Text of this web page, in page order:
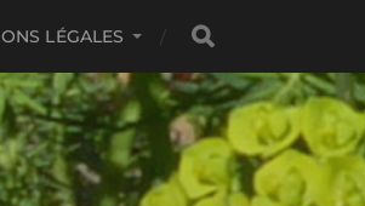
LÉGALES